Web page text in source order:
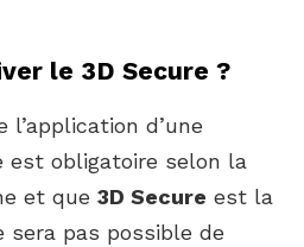
le 3D Secure ?
d’une
obligatoire selon la
et que 3D Secure est la
sera pas possible de